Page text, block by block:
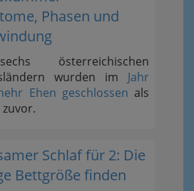
Phasen und
österreichischen
wurden im Jahr
Ehen geschlossen als
zuvor.
Schlaf für 2: Die
Bettgröße finden